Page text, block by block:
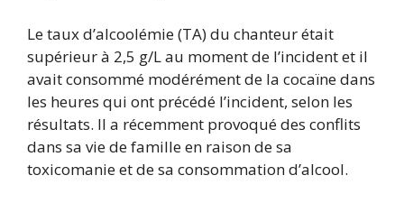
Le taux d’alcoolémie (TA) du chanteur était
supérieur à 2,5 g/L au moment de l’incident et il
avait consommé modérément de la cocaïne dans
les heures qui ont précédé l’incident, selon les
résultats. Il a récemment provoqué des conflits
dans sa vie de famille en raison de sa
toxicomanie et de sa consommation d’alcool.